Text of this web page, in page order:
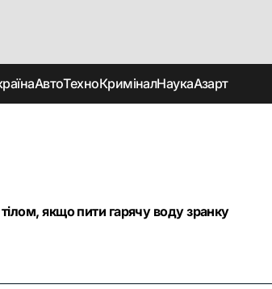
АвтоТехноКриміналНаукаАзарт
якщо пити гарячу воду зранку